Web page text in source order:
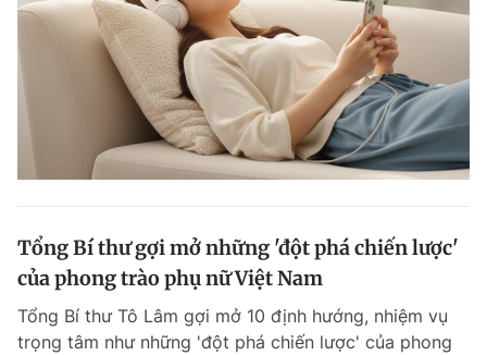
Tổng Bí thư gợi mở những 'đột phá chiến lược'
của phong trào phụ nữ Việt Nam
Tổng Bí thư Tô Lâm gợi mở 10 định hướng, nhiệm vụ
trọng tâm như những 'đột phá chiến lược' của phong